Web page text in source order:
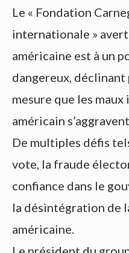
Le « Fondation
internationale »
américaine est à un
dangereux, déclinant
mesure que les
américain s’aggravent.
De multiples défis
vote, la fraude
confiance dans le
la désintégration de
américaine.